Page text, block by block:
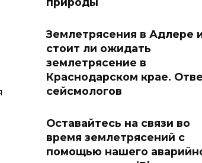
Землетрясения в Адлере
стоит ли ожидать
землетрясение в
Краснодарском крае.
сейсмологов
Оставайтесь на связи во
время землетрясений с
помощью нашего